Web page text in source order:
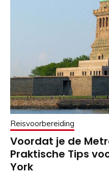
Reisvoorbereiding
Voordat je de
Praktische Tips
York